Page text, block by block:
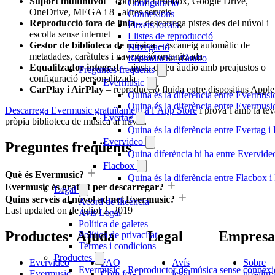
Configuració
Connexions
Fitxers locals
Llistes de reproducció
Navegació
Reproductor d'àudio
Preguntes freqüents
Evermusic
Quina és la diferència entre
Quina és la diferència entre
Evertag
Quina és la diferència entre Evertag i
Evervideo
Quina diferència hi ha entre
Flacbox
Quina és la diferència entre Flacbox
Legal
Acord de llicència
Avís Legal
Política de galetes
Política de privacitat
Termes i condicions
Productes
Evermusic - Reproductor de música sense
OneDrive, MEGA i 8+ altres serveis
Reproducció fora de línia– descarrega pistes des del núvol i
escolta sense internet
Gestor de biblioteca de música– escaneig automàtic de
metadades, caràtules i navegació organitzada
Equalitzador integrat– ajusta el teu àudio amb preajustos o
configuració personalitzada
CarPlay i AirPlay– reproducció fluida entre dispositius Apple
Descarrega Evermusic gratuïtament a l’App Storei prova’l amb la
pròpia biblioteca de música al núvol.
Preguntes freqüents
Què és Evermusic?
Evermusic és gratuït per descarregar?
Quins serveis al núvol admet Evermusic?
Last updated onde juliol 2, 2019
Productes
Evervideo
Ajuda
FAQ
Legal
Avís
Empresa
Sobre